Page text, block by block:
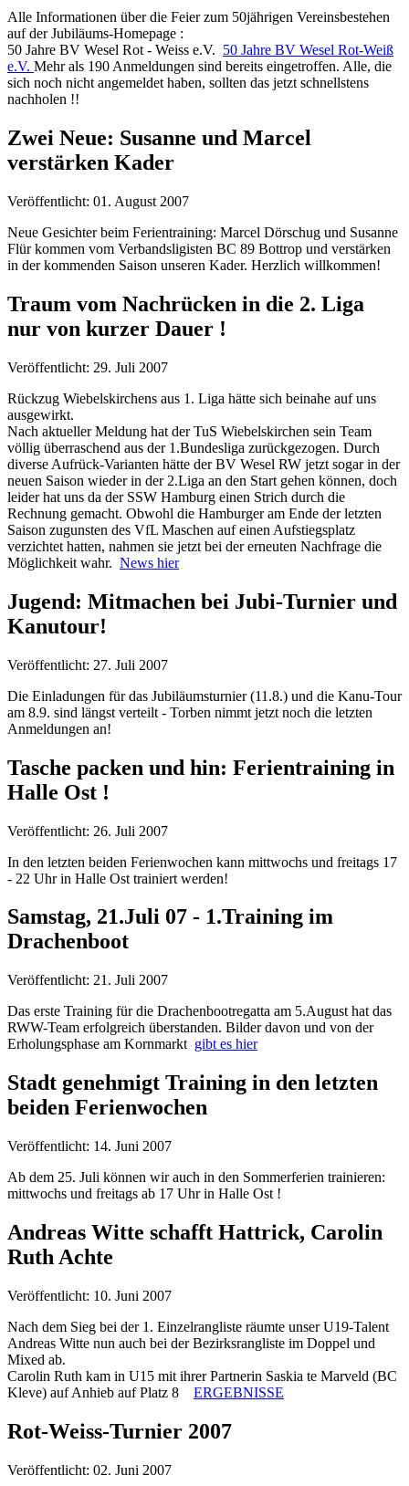
Alle Informationen über die Feier zum 50jährigen Vereinsbestehen
auf der Jubiläums-Homepage :
50 Jahre BV Wesel Rot - Weiss e.V. 50 Jahre BV Wesel Rot-Weiß
e.V. Mehr als 190 Anmeldungen sind bereits eingetroffen. Alle, die
sich noch nicht angemeldet haben, sollten das jetzt schnellstens
nachholen !!
Zwei Neue: Susanne und Marcel
verstärken Kader
Veröffentlicht: 01. August 2007
Neue Gesichter beim Ferientraining: Marcel Dörschug und Susanne
Flür kommen vom Verbandsligisten BC 89 Bottrop und verstärken
in der kommenden Saison unseren Kader. Herzlich willkommen!
Traum vom Nachrücken in die 2. Liga
nur von kurzer Dauer !
Veröffentlicht: 29. Juli 2007
Rückzug Wiebelskirchens aus 1. Liga hätte sich beinahe auf uns
ausgewirkt.
Nach aktueller Meldung hat der TuS Wiebelskirchen sein Team
völlig überraschend aus der 1.Bundesliga zurückgezogen. Durch
diverse Aufrück-Varianten hätte der BV Wesel RW jetzt sogar in der
neuen Saison wieder in der 2.Liga an den Start gehen können, doch
leider hat uns da der SSW Hamburg einen Strich durch die
Rechnung gemacht. Obwohl die Hamburger am Ende der letzten
Saison zugunsten des VfL Maschen auf einen Aufstiegsplatz
verzichtet hatten, nahmen sie jetzt bei der erneuten Nachfrage die
Möglichkeit wahr. News hier
Jugend: Mitmachen bei Jubi-Turnier und
Kanutour!
Veröffentlicht: 27. Juli 2007
Die Einladungen für das Jubiläumsturnier (11.8.) und die Kanu-Tour
am 8.9. sind längst verteilt - Torben nimmt jetzt noch die letzten
Anmeldungen an!
Tasche packen und hin: Ferientraining in
Halle Ost !
Veröffentlicht: 26. Juli 2007
In den letzten beiden Ferienwochen kann mittwochs und freitags 17
- 22 Uhr in Halle Ost trainiert werden!
Samstag, 21.Juli 07 - 1.Training im
Drachenboot
Veröffentlicht: 21. Juli 2007
Das erste Training für die Drachenbootregatta am 5.August hat das
RWW-Team erfolgreich überstanden. Bilder davon und von der
Erholungsphase am Kornmarkt gibt es hier
Stadt genehmigt Training in den letzten
beiden Ferienwochen
Veröffentlicht: 14. Juni 2007
Ab dem 25. Juli können wir auch in den Sommerferien trainieren:
mittwochs und freitags ab 17 Uhr in Halle Ost !
Andreas Witte schafft Hattrick, Carolin
Ruth Achte
Veröffentlicht: 10. Juni 2007
Nach dem Sieg bei der 1. Einzelrangliste räumte unser U19-Talent
Andreas Witte nun auch bei der Bezirksrangliste im Doppel und
Mixed ab.
Carolin Ruth kam in U15 mit ihrer Partnerin Saskia te Marveld (BC
Kleve) auf Anhieb auf Platz 8 ERGEBNISSE
Rot-Weiss-Turnier 2007
Veröffentlicht: 02. Juni 2007